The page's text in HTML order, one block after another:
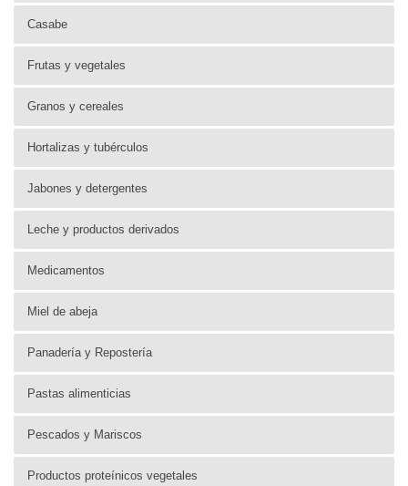
Casabe
Frutas y vegetales
Granos y cereales
Hortalizas y tubérculos
Jabones y detergentes
Leche y productos derivados
Medicamentos
Miel de abeja
Panadería y Repostería
Pastas alimenticias
Pescados y Mariscos
Productos proteínicos vegetales